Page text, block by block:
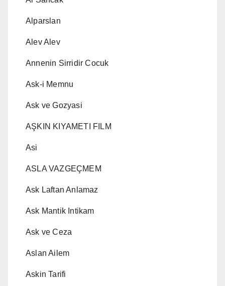
Alparslan
Alev Alev
Annenin Sirridir Cocuk
Ask-i Memnu
Ask ve Gozyasi
AŞKIN KIYAMETI FILM
Asi
ASLA VAZGEÇMEM
Ask Laftan Anlamaz
Ask Mantik Intikam
Ask ve Ceza
Aslan Ailem
Askin Tarifi